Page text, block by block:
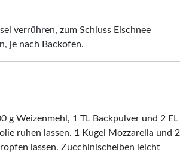
verrühren, zum Schluss Eischnee
je nach Backofen.
g Weizenmehl, 1 TL Backpulver und 2 EL
ruhen lassen. 1 Kugel Mozzarella und 2
lassen. Zucchinischeiben leicht